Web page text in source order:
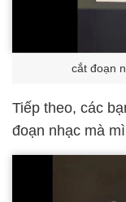
cắt đoạn
Tiếp theo, các
đoạn nhạc mà